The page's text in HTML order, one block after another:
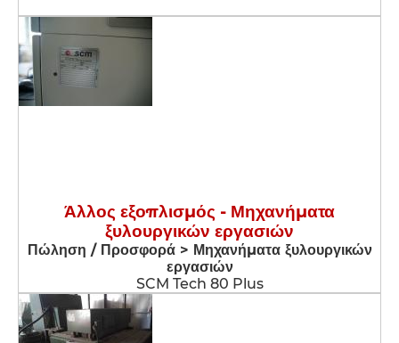
Άλλος εξοπλισμός - Μηχανήματα
ξυλουργικών εργασιών
Πώληση / Προσφορά > Μηχανήματα ξυλουργικών
εργασιών
SCM Tech 80 Plus